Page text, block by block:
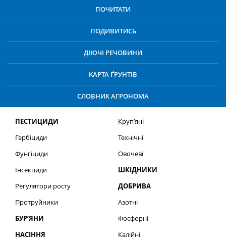
ПОЧИТАТИ
ПОДИВИТИСЬ
ДІЮЧІ РЕЧОВИНИ
КАРТА ҐРУНТІВ
СЛОВНИК АГРОНОМА
ПЕСТИЦИДИ
Гербіциди
Фунгіциди
Інсекциди
Регулятори росту
Протруйники
БУР’ЯНИ
НАСІННЯ
Круп’яні
Технічні
Овочеві
ШКІДНИКИ
ДОБРИВА
Азотні
Фосфорні
Калійні